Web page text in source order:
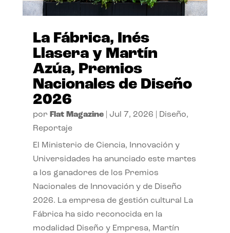
La Fábrica, Inés
Llasera y Martín
Azúa, Premios
Nacionales de Diseño
2026
por Flat Magazine| Jul 7, 2026 Diseño,
Reportaje
El Ministerio de Ciencia, Innovación y
Universidades ha anunciado este martes
a los ganadores de los Premios
Nacionales de Innovación y de Diseño
2026. La empresa de gestión cultural La
Fábrica ha sido reconocida en la
modalidad Diseño y Empresa, Martín